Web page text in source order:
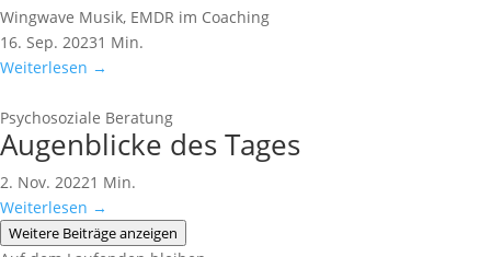
Wingwave Musik, EMDR im Coaching
16. Sep. 20231 Min.
Weiterlesen →
Psychosoziale Beratung
Augenblicke des Tages
2. Nov. 20221 Min.
Weiterlesen →
Weitere Beiträge anzeigen